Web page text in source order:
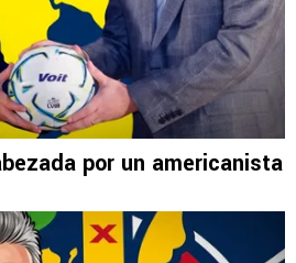
por un americanista